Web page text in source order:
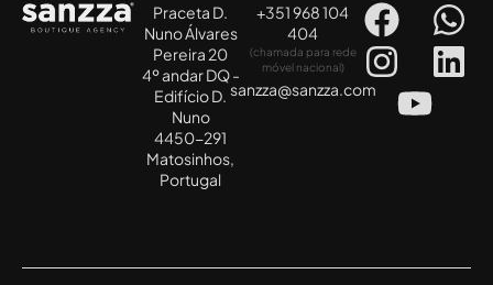
Praceta D.
Nuno Álvares
Pereira 20
4º andar DQ -
Edifício D.
Nuno
4450-291
Matosinhos,
Portugal
+351 968 104
404
(chamada para rede
móvel nacional)
sanzza@sanzza.com